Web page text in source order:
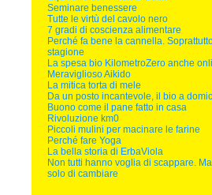
Seminare benessere
Tutte le virtù del cavolo nero
7 gradi di coscienza alimentare
Perché fa bene la cannella.
stagione
La spesa bio KilometroZero anche
Meraviglioso Aikido
La mitica torta di mele
Da un posto incantevole, il bio a
Buono come il pane fatto in casa
Rivoluzione km0
Piccoli mulini per macinare le farine
Perché fare Yoga
La bella storia di ErbaViola
Non tutti hanno voglia di scappare.
solo di cambiare